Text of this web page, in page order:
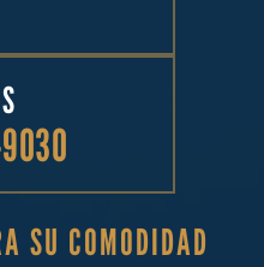
SU COMODIDAD